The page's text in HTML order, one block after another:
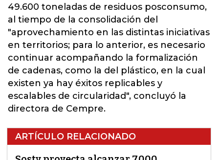
49.600 toneladas de residuos posconsumo,
al tiempo de la consolidación del
"aprovechamiento en las distintas iniciativas
en territorios; para lo anterior, es necesario
continuar acompañando la formalización
de cadenas, como la del plástico, en la cual
existen ya hay éxitos replicables y
escalables de circularidad", concluyó la
directora de Cempre.
ARTÍCULO RELACIONADO